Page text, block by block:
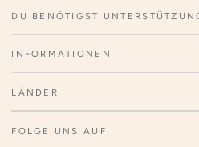
DU BENÖTIGST
INFORMATIONEN
LÄNDER
FOLGE UNS AUF